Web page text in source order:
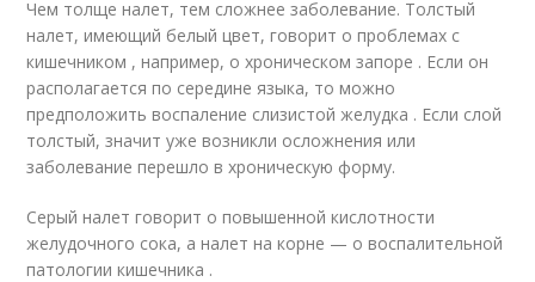
Чем толще налет, тем сложнее заболевание. Толстый
налет, имеющий белый цвет, говорит о проблемах с
кишечником , например, о хроническом запоре . Если он
располагается по середине языка, то можно
предположить воспаление слизистой желудка . Если слой
толстый, значит уже возникли осложнения или
заболевание перешло в хроническую форму.
Серый налет говорит о повышенной кислотности
желудочного сока, а налет на корне — о воспалительной
патологии кишечника .